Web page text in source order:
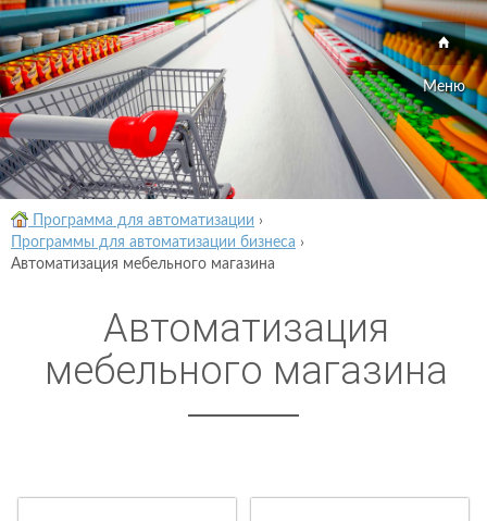
Меню
Программа для автоматизации ›
Программы для автоматизации бизнеса ›
Автоматизация мебельного магазина
Автоматизация
мебельного магазина